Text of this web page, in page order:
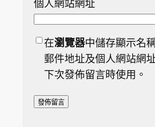
個人網站網址
在瀏覽器中儲存顯示名
郵件地址及個人網站網
下次發佈留言時使用。